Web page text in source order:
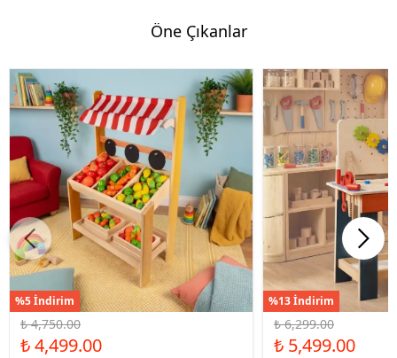
Öne Çıkanlar
%5 İndirim
₺ 4,750.00
₺ 4,499.00
%13 İndirim
₺ 6,299.00
₺ 5,499.00